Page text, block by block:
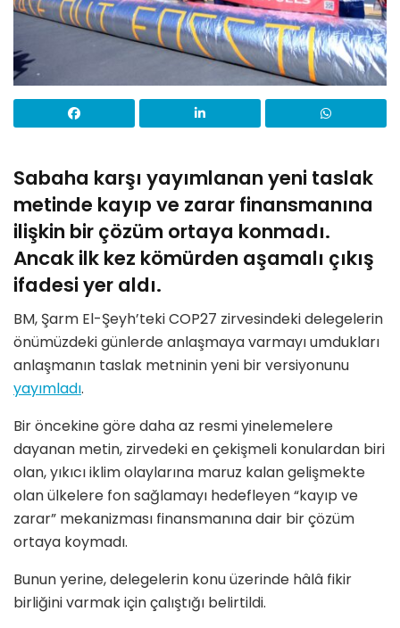
Sabaha karşı yayımlanan yeni taslak
metinde kayıp ve zarar finansmanına
ilişkin bir çözüm ortaya konmadı.
Ancak ilk kez kömürden aşamalı çıkış
ifadesi yer aldı.
BM, Şarm El-Şeyh’teki COP27 zirvesindeki delegelerin
önümüzdeki günlerde anlaşmaya varmayı umdukları
anlaşmanın taslak metninin yeni bir versiyonunu
yayımladı.
Bir öncekine göre daha az resmi yinelemelere
dayanan metin, zirvedeki en çekişmeli konulardan biri
olan, yıkıcı iklim olaylarına maruz kalan gelişmekte
olan ülkelere fon sağlamayı hedefleyen “kayıp ve
zarar” mekanizması finansmanına dair bir çözüm
ortaya koymadı.
Bunun yerine, delegelerin konu üzerinde hâlâ fikir
birliğini varmak için çalıştığı belirtildi.